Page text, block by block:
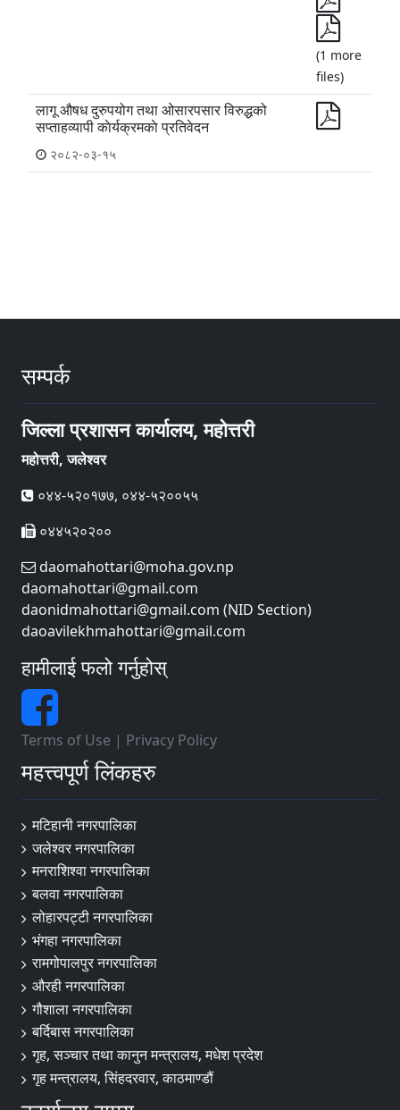
(1 more
files)
लागू औषध दुरुपयोग तथा ओसारपसार विरुद्धको
सप्ताहव्यापी काेर्यक्रमकाे प्रतिवेदन
२०८२-०३-१५
सम्पर्क
जिल्ला प्रशासन कार्यालय, महोत्तरी
महोत्तरी, जलेश्वर
०४४-५२०१७७, ०४४-५२००५५
०४४५२०२००
daomahottari@moha.gov.np
daomahottari@gmail.com
daonidmahottari@gmail.com (NID Section)
daoavilekhmahottari@gmail.com
हामीलाई फलो गर्नुहोस्
Terms of Use | Privacy Policy
महत्त्वपूर्ण लिंकहरु
मटिहानी नगरपालिका
जलेश्वर नगरपालिका
मनराशिश्वा नगरपालिका
बलवा नगरपालिका
लोहारपट्टी नगरपालिका
भंगहा नगरपालिका
रामगोपालपुर नगरपालिका
औरही नगरपालिका
गौशाला नगरपालिका
बर्दिबास नगरपालिका
गृह, सञ्चार तथा कानुन मन्त्रालय, मधेश प्रदेश
गृह मन्त्रालय, सिंहदरवार, काठमाण्डौं